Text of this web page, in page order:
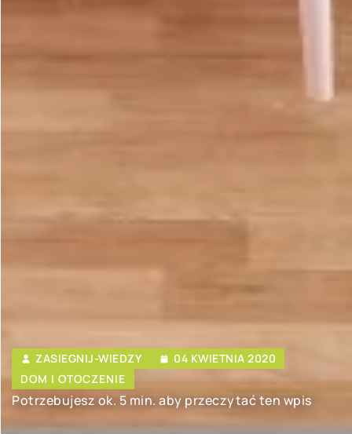
ZASIEGNIJ-WIEDZY
04 KWIETNIA 2020
DOM I OTOCZENIE
Potrzebujesz ok. 5 min. aby przeczytać ten wpis